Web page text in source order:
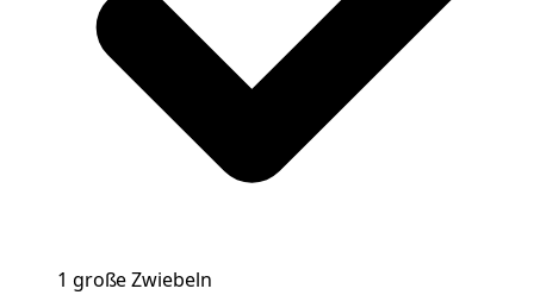
1 großeZwiebeln